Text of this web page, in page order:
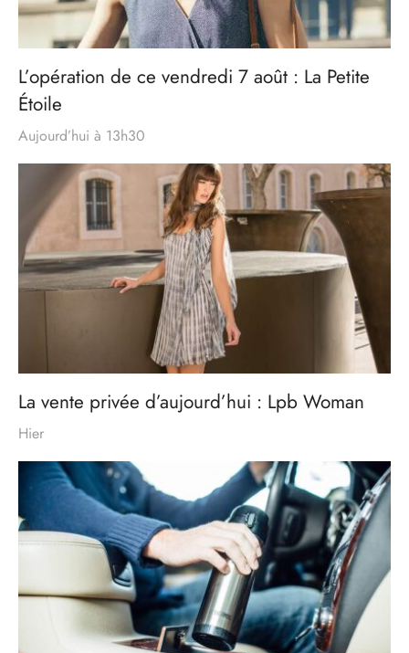
L’opération de ce vendredi 7 août : La Petite
Étoile
Aujourd’hui à 13h30
La vente privée d’aujourd’hui : Lpb Woman
Hier